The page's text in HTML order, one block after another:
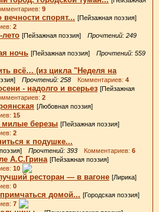
9
спорят... [Пейзажная поэзия]
2
лето [Пейзажная поэзия] Прочтений: 249
ночь [Пейзажная поэзия] Прочтений: 559
всё… (из цикла "Неделя на
Прочтений: 258 Комментариев: 4
- надолго и всерьез [Пейзажная
2
[Любовная поэзия]
15
милые березы [Пейзажная поэзия]
2
к подушке...
Прочтений: 393 Комментариев: 6
А.С.Грина [Пейзажная поэзия]
10
ресторан — в вагоне [Лирика]
0
домой... [Городская поэзия]
7